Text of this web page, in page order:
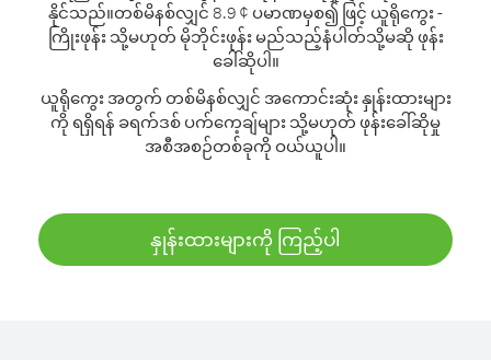
နိုင်သည်။တစ်မိနစ်လျှင် 8.9 ¢ ပမာဏမှစ၍ ဖြင့် ယူရိုကွေး -
ကြိုးဖုန်း သို့မဟုတ် မိုဘိုင်းဖုန်း မည်သည့်နံပါတ်သို့မဆို ဖုန်း
ခေါ်ဆိုပါ။
ယူရိုကွေး အတွက် တစ်မိနစ်လျှင် အကောင်းဆုံး နှုန်းထားများ
ကို ရရှိရန် ခရက်ဒစ် ပက်ကေ့ချ်များ သို့မဟုတ် ဖုန်းခေါ်ဆိုမှု
အစီအစဉ်တစ်ခုကို ဝယ်ယူပါ။
နှုန်းထားများကို ကြည့်ပါ